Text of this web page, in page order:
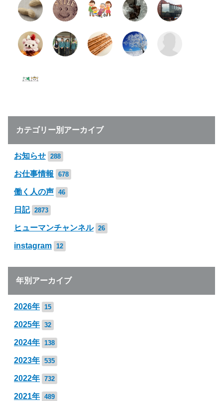
カテゴリー別アーカイブ
お知らせ 288
お仕事情報 678
働く人の声 46
日記 2873
ヒューマンチャンネル 26
instagram 12
年別アーカイブ
2026年 15
2025年 32
2024年 138
2023年 535
2022年 732
2021年 489